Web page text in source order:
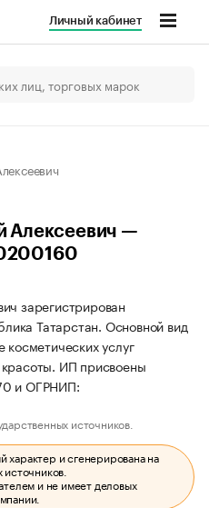
Личный кабинет
Алексеевич —
зарегистрирован
Татарстан. Основной вид
косметических услуг
ИП присвоены
и ОГРНИП:
источников.
и сгенерирована на
и не имеет деловых